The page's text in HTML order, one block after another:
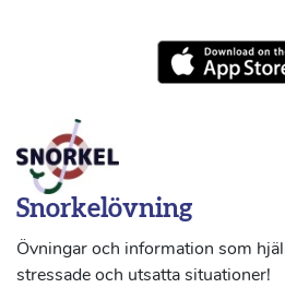
Snorkelövning
Övningar och information som
stressade och utsatta situationer!